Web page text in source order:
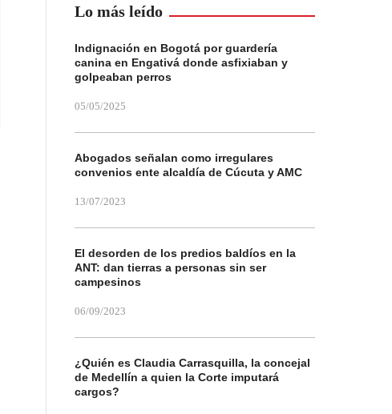
Lo más leído
Indignación en Bogotá por guardería
canina en Engativá donde asfixiaban y
golpeaban perros
05/05/2025
Abogados señalan como irregulares
convenios ente alcaldía de Cúcuta y AMC
13/07/2023
El desorden de los predios baldíos en la
ANT: dan tierras a personas sin ser
campesinos
06/09/2023
¿Quién es Claudia Carrasquilla, la concejal
de Medellín a quien la Corte imputará
cargos?